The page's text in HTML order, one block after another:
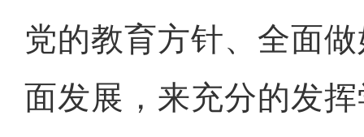
党的教育方针、全面
面发展，来充分的发